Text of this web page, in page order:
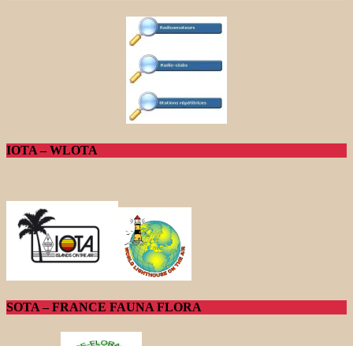
IOTA – WLOTA
SOTA – FRANCE FAUNA FLORA